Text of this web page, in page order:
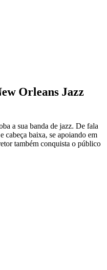
Orleans Jazz
a sua banda de jazz. De fala
cabeça baixa, se apoiando em
também conquista o público